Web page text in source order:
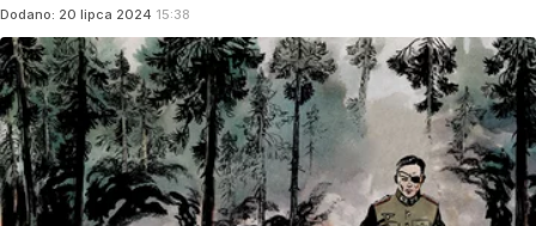
Dodano: 20 lipca 2024 15:38